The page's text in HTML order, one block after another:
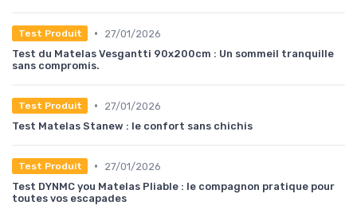
Test Produit •
27/01/2026
Test du Matelas Vesgantti 90x200cm : Un sommeil tranquille
sans compromis.
Test Produit •
27/01/2026
Test Matelas Stanew : le confort sans chichis
Test Produit •
27/01/2026
Test DYNMC you Matelas Pliable : le compagnon pratique pour
toutes vos escapades